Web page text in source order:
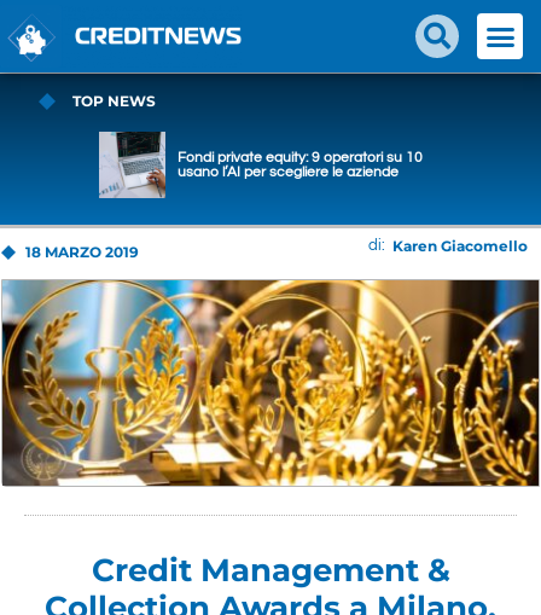
TOP NEWS
Fondi private equity: 9 operatori su 10
usano l’AI per scegliere le aziende
18 MARZO 2019 di: Karen Giacomello
Credit Management &